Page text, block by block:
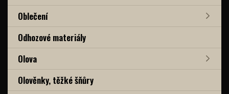
Oblečení
Odhozové materiály
Olova
Olověnky, těžké šňůry